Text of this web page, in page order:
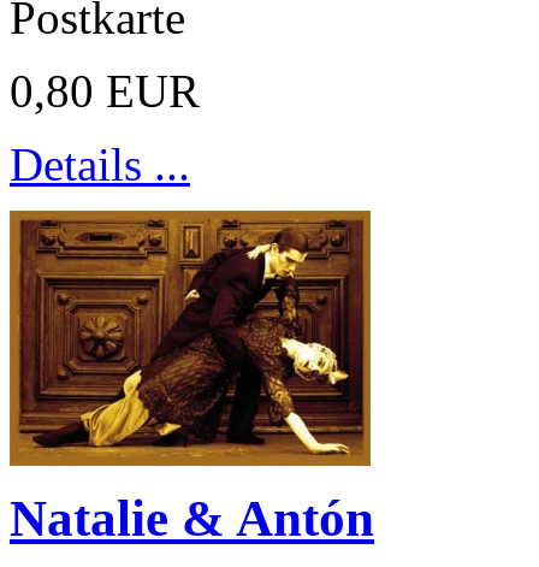
Postkarte
0,80 EUR
Details ...
Natalie & Antón